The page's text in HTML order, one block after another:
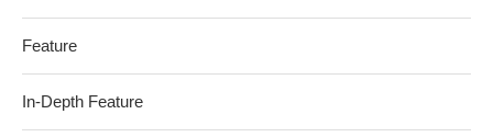
Feature
In-Depth Feature